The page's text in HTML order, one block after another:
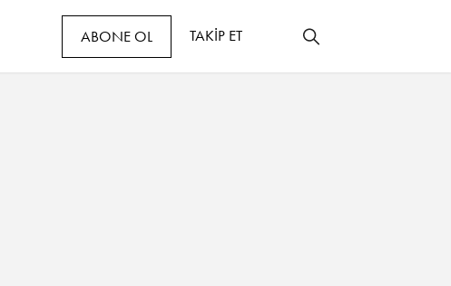
ABONE OL TAKİP ET